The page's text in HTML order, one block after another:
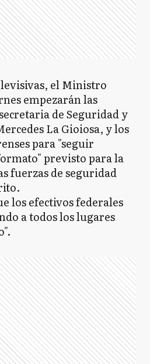
el Ministro
empezarán las
de Seguridad y
La Gioiosa, y los
para "seguir
previsto para la
fuerzas de seguridad
los efectivos federales
a todos los lugares